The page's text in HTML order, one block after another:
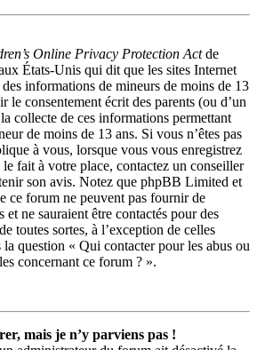
Online Privacy Protection Actde
États-Unis qui dit que les sites Internet
informations de mineurs de moins de 13
le consentement écrit des parents (ou d’un
collecte de ces informations permettant
de moins de 13 ans. Si vous n’êtes pas
à vous, lorsque vous vous enregistrez
le fait à votre place, contactez un conseiller
son avis. Notez que phpBB Limited et
ce forum ne peuvent pas fournir de
et ne sauraient être contactés pour des
toutes sortes, à l’exception de celles
la question « Qui contacter pour les abus ou
concernant ce forum ? ».
mais je n’y parviens pas !